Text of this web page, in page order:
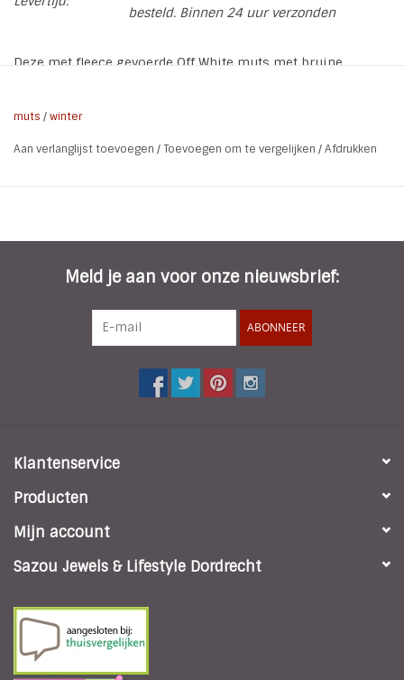
besteld. Binnen 24 uur verzonden
Deze met fleece gevoerde Off White muts met bruine
* Soort: Wintermuts
muts /winter
Aan verlanglijst toevoegen /Toevoegen om te vergelijken /Afdrukken
Meld je aan voor onze nieuwsbrief:
ABONNEER
Klantenservice
Producten
Mijn account
Sazou Jewels & Lifestyle Dordrecht